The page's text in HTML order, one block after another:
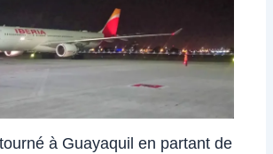
à Guayaquil en partant de